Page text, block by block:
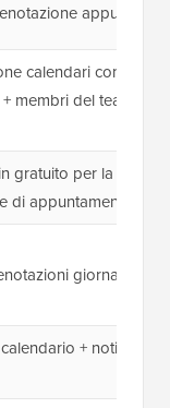
calendari con
membri del team
gratuito per la
di appuntamenti
giornaliere
+ notifiche